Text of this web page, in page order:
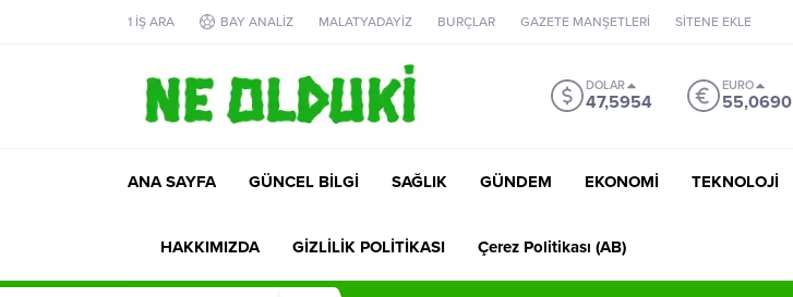
1 İŞ ARA BAY ANALİZ MALATYADAYİZ BURÇLAR GAZETE MANŞETLERİ SİTENE EKLE
DOLAR
47,5954
EURO
55,0690
ANA SAYFA GÜNCEL BİLGİ SAĞLIK GÜNDEM EKONOMİ TEKNOLOJİ
HAKKIMIZDA GİZLİLİK POLİTİKASI Çerez Politikası (AB)